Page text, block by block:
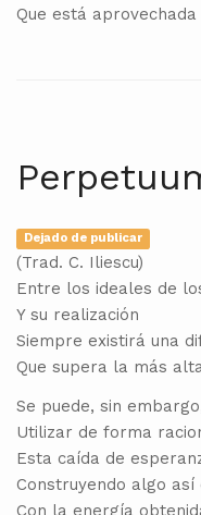
Que está
Dejado de publicar
(Trad. C. Iliescu)
Entre los ideales de
Y su realización
Siempre existirá una
Que supera la más
Se puede, sin
Utilizar de forma
Esta caída de
Construyendo algo
Con la energía